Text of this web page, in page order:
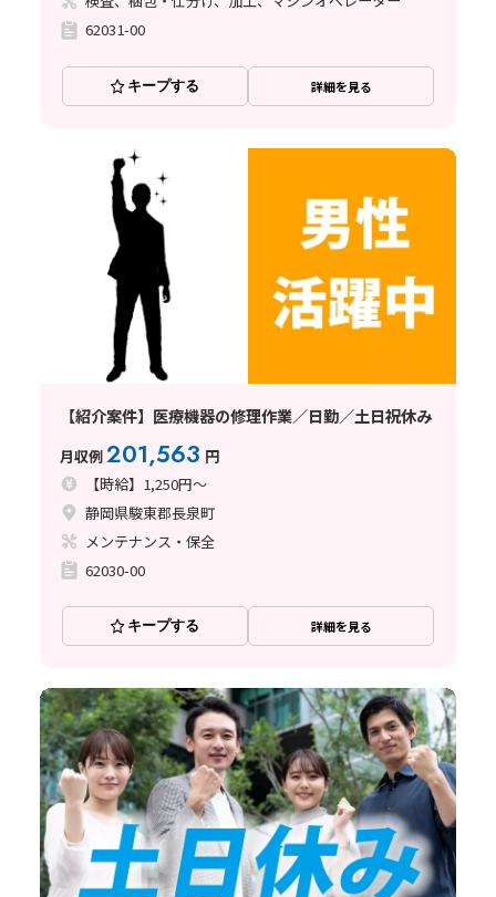
62031-00
キープする 詳細を見る
【紹介案件】医療機器の修理作業／日勤／土日祝休み
月収例201,563 円
【時給】1,250円～
静岡県駿東郡長泉町
メンテナンス・保全
62030-00
キープする 詳細を見る